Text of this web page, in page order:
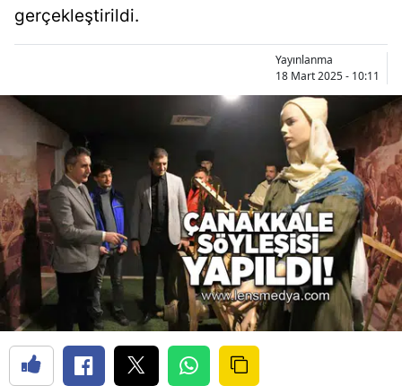
gerçekleştirildi.
Yayınlanma
18 Mart 2025 - 10:11